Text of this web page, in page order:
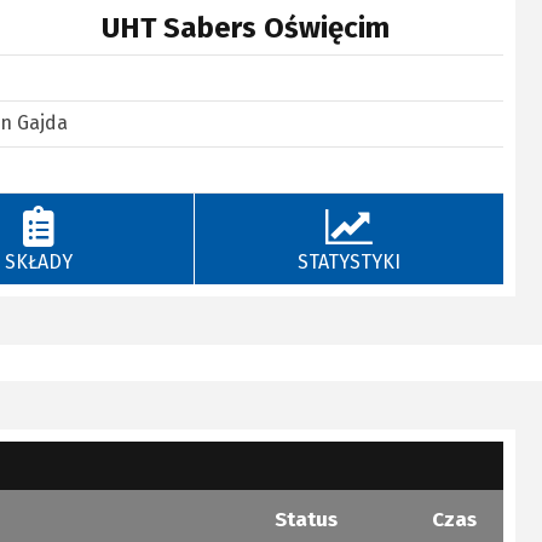
UHT Sabers Oświęcim
Gajda
SKŁADY STATYSTYKI
Status Czas